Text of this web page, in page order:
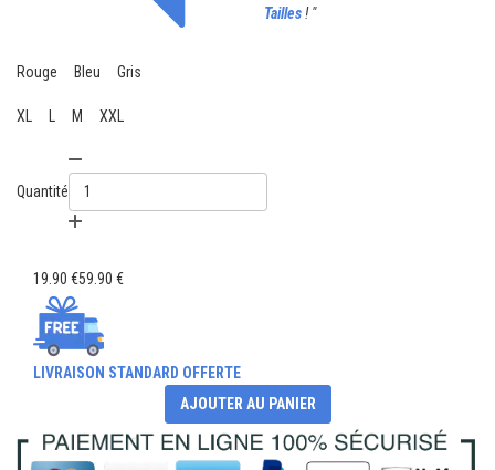
Tailles ! "
Rouge Bleu Gris
XL M XXL
Quantité
19.90 €59.90 €
LIVRAISON STANDARD OFFERTE
AJOUTER AU PANIER